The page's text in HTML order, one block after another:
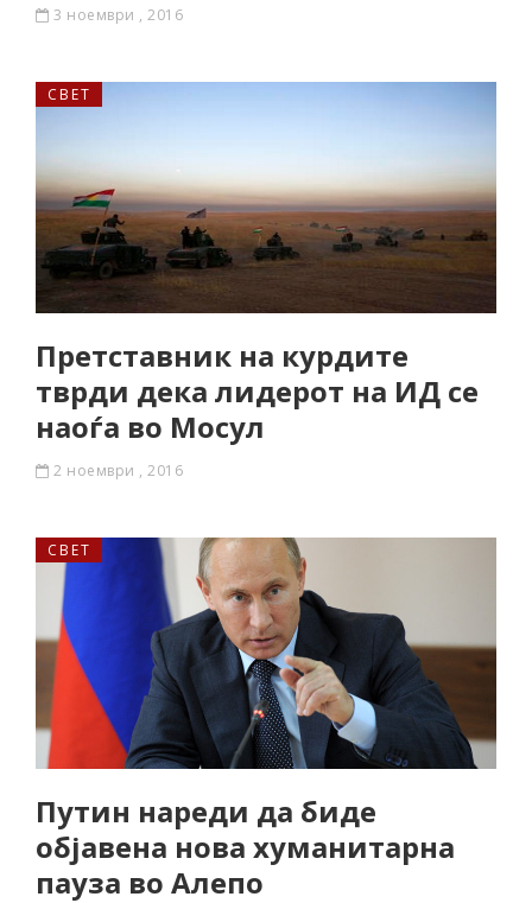
3 ноември , 2016
СВЕТ
Претставник на курдите
тврди дека лидерот на ИД се
наоѓа во Мосул
2 ноември , 2016
СВЕТ
Путин нареди да биде
објавена нова хуманитарна
пауза во Алепо